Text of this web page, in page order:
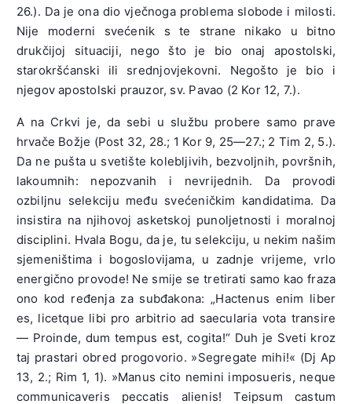
26.). Da je ona dio vječnoga problema slobode i milosti.
Nije moderni svećenik s te strane nikako u bitno
drukčijoj situaciji, nego što je bio onaj apostolski,
starokršćanski ili srednjovjekovni. Negošto je bio i
njegov apostolski prauzor, sv. Pavao (2 Kor 12, 7.).
A na Crkvi je, da sebi u službu probere samo prave
hrvače Božje (Post 32, 28.; 1 Kor 9, 25—27.; 2 Tim 2, 5.).
Da ne pušta u svetište kolebljivih, bezvoljnih, površnih,
lakoumnih: nepozvanih i nevrijednih. Da provodi
ozbiljnu selekciju među svećeničkim kandidatima. Da
insistira na njihovoj asketskoj punoljetnosti i moralnoj
disciplini. Hvala Bogu, da je, tu selekciju, u nekim našim
sjemeništima i bogoslovijama, u zadnje vrijeme, vrlo
energično provode! Ne smije se tretirati samo kao fraza
ono kod ređenja za subđakona: „Hactenus enim liber
es, licetque libi pro arbitrio ad saecularia vota transire
— Proinde, dum tempus est, cogita!“ Duh je Sveti kroz
taj prastari obred progovorio. »Segregate mihi!« (Dj Ap
13, 2.; Rim 1, 1). »Manus cito nemini imposueris, neque
communicaveris peccatis alienis! Teipsum castum